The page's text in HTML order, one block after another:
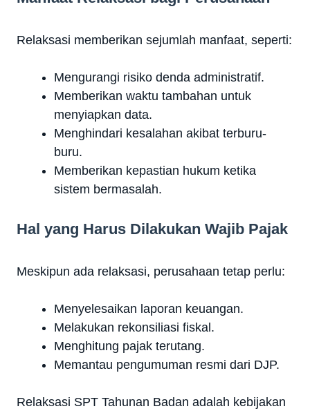
Relaksasi memberikan sejumlah manfaat, seperti:
Mengurangi risiko denda administratif.
Memberikan waktu tambahan untuk
menyiapkan data.
Menghindari kesalahan akibat terburu-
buru.
Memberikan kepastian hukum ketika
sistem bermasalah.
Hal yang Harus Dilakukan Wajib Pajak
Meskipun ada relaksasi, perusahaan tetap perlu:
Menyelesaikan laporan keuangan.
Melakukan rekonsiliasi fiskal.
Menghitung pajak terutang.
Memantau pengumuman resmi dari DJP.
Relaksasi SPT Tahunan Badan adalah kebijakan